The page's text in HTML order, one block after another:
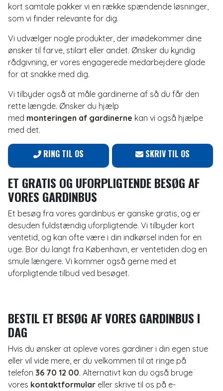
kort samtale pakker vi en række spændende løsninger,
som vi finder relevante for dig.
Vi udvælger nogle produkter, der imødekommer dine
ønsker til farve, stilart eller andet. Ønsker du kyndig
rådgivning, er vores engagerede medarbejdere glade
for at snakke med dig.
Vi tilbyder også at måle gardinerne af så du får den
rette længde. Ønsker du hjælp
med monteringen af gardinerne kan vi også hjælpe
med det.
RING TIL OS SKRIV TIL OS
ET GRATIS OG UFORPLIGTENDE BESØG AF
VORES GARDINBUS
Et besøg fra vores gardinbus er ganske gratis, og er
desuden fuldstændig uforpligtende. Vi tilbyder kort
ventetid, og kan ofte være i din indkørsel inden for en
uge. Bor du langt fra København, er ventetiden dog en
smule længere. Vi kommer også gerne med et
uforpligtende tilbud ved besøget.
BESTIL ET BESØG AF VORES GARDINBUS I
DAG
Hvis du ønsker at opleve vores gardiner i din egen stue
eller vil vide mere, er du velkommen til at ringe på
telefon 36 70 12 00. Alternativt kan du også bruge
vores kontaktformular eller skrive til os på e-